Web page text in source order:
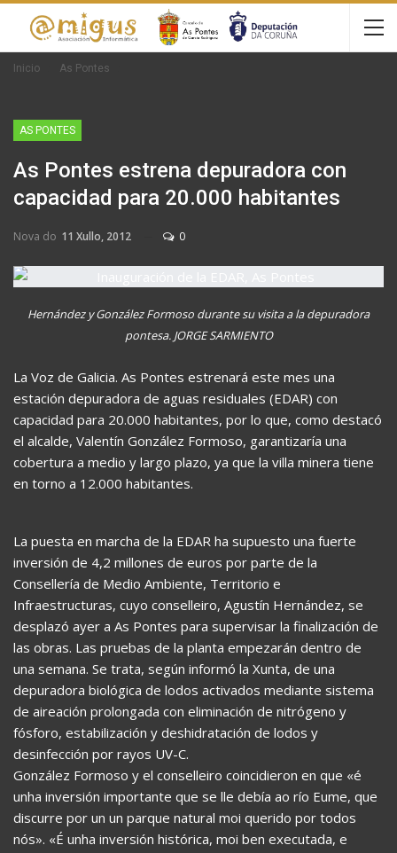
Inicio As Pontes
AS PONTES
As Pontes estrena depuradora con
capacidad para 20.000 habitantes
Nova do 11 Xullo, 2012 0
Hernández y González Formoso durante su visita a la depuradora
pontesa. JORGE SARMIENTO
La Voz de Galicia. As Pontes estrenará este mes una
estación depuradora de aguas residuales (EDAR) con
capacidad para 20.000 habitantes, por lo que, como destacó
el alcalde, Valentín González Formoso, garantizaría una
cobertura a medio y largo plazo, ya que la villa minera tiene
en torno a 12.000 habitantes.
La puesta en marcha de la EDAR ha supuesto una fuerte
inversión de 4,2 millones de euros por parte de la
Consellería de Medio Ambiente, Territorio e
Infraestructuras, cuyo conselleiro, Agustín Hernández, se
desplazó ayer a As Pontes para supervisar la finalización de
las obras. Las pruebas de la planta empezarán dentro de
una semana. Se trata, según informó la Xunta, de una
depuradora biológica de lodos activados mediante sistema
de aireación prolongada con eliminación de nitrógeno y
fósforo, estabilización y deshidratación de lodos y
desinfección por rayos UV-C.
González Formoso y el conselleiro coincidieron en que «é
unha inversión importante que se lle debía ao río Eume, que
discurre por un un parque natural moi querido por todos
nós». «É unha inversión histórica, moi ben executada, e